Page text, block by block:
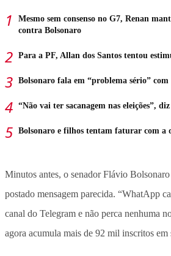
Mesmo sem consenso no G7, Renan
contra Bolsonaro
Para a PF, Allan dos Santos tentou
Bolsonaro fala em “problema sério”
“Não vai ter sacanagem nas eleições”,
Bolsonaro e filhos tentam faturar com a
Minutos antes, o senador Flávio
postado mensagem parecida. “WhatApp
canal do Telegram e não perca nenhuma
agora acumula mais de 92 mil inscritos em